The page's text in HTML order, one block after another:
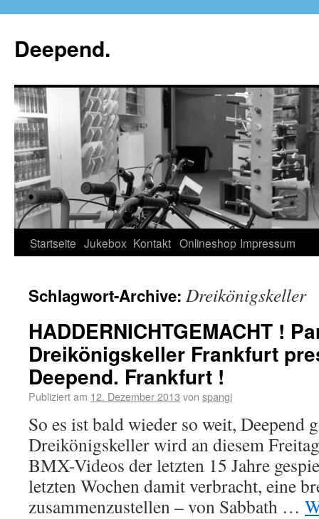
Deepend.
Startseite Jukebox Kontakt Onlineshop Impressum
Schlagwort-Archive: Dreikönigskeller
HADDERNICHTGEMACHT !
Dreikönigskeller Frankfurt
Deepend. Frankfurt !
Publiziert am 12. Dezember 2013 von spangi
So es ist bald wieder so weit, Deepend
Dreikönigskeller wird an diesem
BMX-Videos der letzten 15 Jahre
letzten Wochen damit verbracht, eine
zusammenzustellen – von Sabbath …